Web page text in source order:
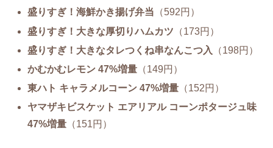
盛りすぎ！海鮮かき揚げ弁当 （592円）
盛りすぎ！大きな厚切りハムカツ （173円）
盛りすぎ！大きなタレつくね串なんこつ入
（198円）
かむかむレモン 47%増量 （149円）
東ハト キャラメルコーン 47%増量 （152円）
ヤマザキビスケット エアリアル コーンポタージュ味
47%増量 （151円）